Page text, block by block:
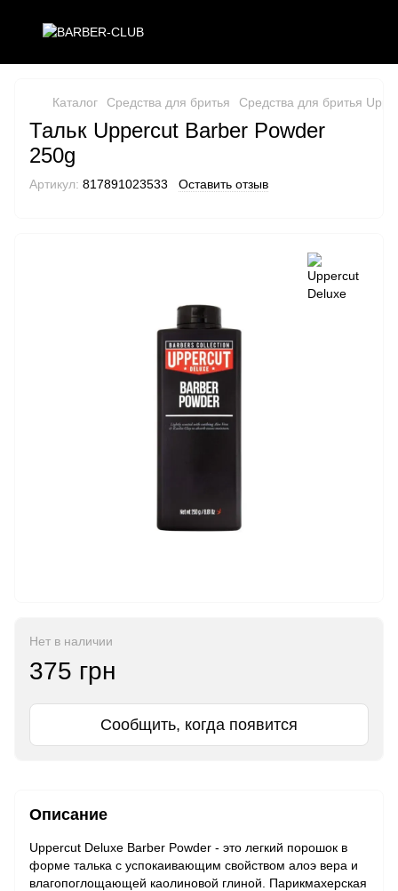
Каталог Средства для бритья Средства для бритья
Тальк Uppercut Barber Powder
250g
Артикул: 817891023533 Оставить отзыв
Нет в наличии
375 грн
Сообщить, когда появится
Описание
Uppercut Deluxe Barber Powder - это легкий порошок в
форме талька с успокаивающим свойством алоэ вера и
влагопоглощающей каолиновой глиной. Парикмахерская